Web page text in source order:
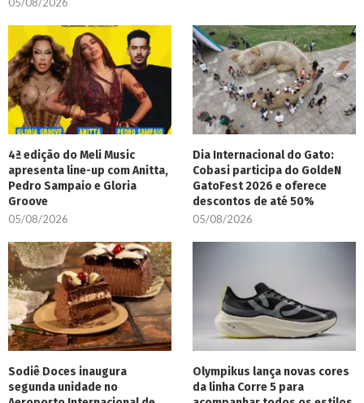
4ª edição do Meli Music
apresenta line-up com Anitta,
Pedro Sampaio e Gloria
Groove
05/08/2026
Dia Internacional do Gato:
Cobasi participa do GoldeN
GatoFest 2026 e oferece
descontos de até 50%
05/08/2026
Sodiê Doces inaugura
segunda unidade no
Olympikus lança novas cores
da linha Corre 5 para